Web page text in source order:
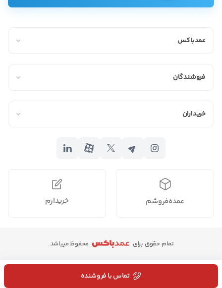
عمدباکس
فروشندگان
خریداران
عمده‌فروشم خریدارم
تمام حقوق برای محفوظ میباشد.
تماس با فروشنده